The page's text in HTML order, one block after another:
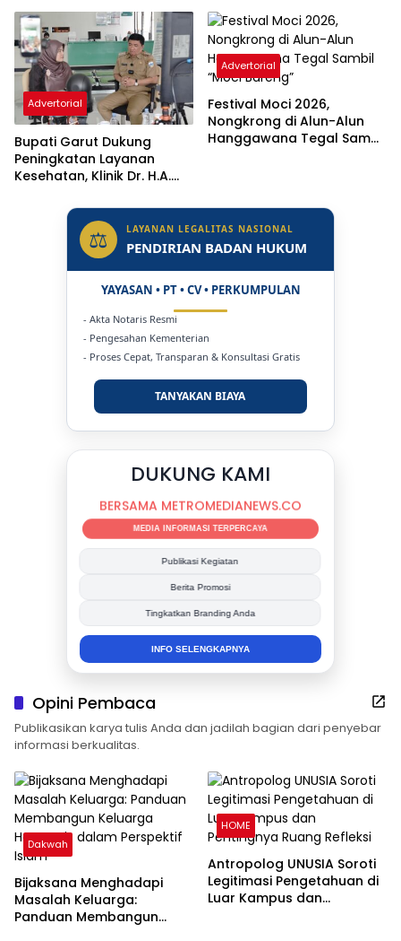
Advertorial
Bupati Garut Dukung
Peningkatan Layanan
Kesehatan, Klinik Dr. H.A.
Status Jadi Rumah Sakit
Advertorial
Festival Moci 2026,
Nongkrong di Alun-Alun
Hanggawana Tegal Sambil
⚖ LAYANAN LEGALITAS NASIONAL
PENDIRIAN BADAN HUKUM
YAYASAN • PT • CV • PERKUMPULAN
- Akta Notaris Resmi
- Pengesahan Kementerian
- Proses Cepat, Transparan & Konsultasi Gratis
TANYAKAN BIAYA
DUKUNG KAMI
BERSAMA METROMEDIANEWS.CO
MEDIA INFORMASI TERPERCAYA
Publikasi Kegiatan
Berita Promosi
Tingkatkan Branding Anda
INFO SELENGKAPNYA
Opini Pembaca
Publikasikan karya tulis Anda dan jadilah bagian dari penyebar
informasi berkualitas.
Dakwah
Bijaksana Menghadapi
Masalah Keluarga:
Panduan Membangun
HOME
Antropolog UNUSIA Soroti
Legitimasi Pengetahuan di
Luar Kampus dan